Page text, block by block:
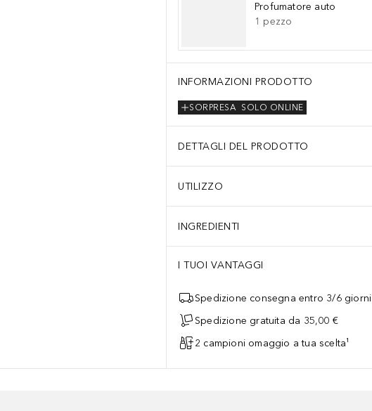
Profumatore auto
1 pezzo
INFORMAZIONI PRODOTTO
SOLO ONLINE
SORPRESA
DETTAGLI DEL PRODOTTO
UTILIZZO
INGREDIENTI
I TUOI VANTAGGI
Spedizione consegna entro 3/6 giorni
Spedizione gratuita da 35,00 €
2 campioni omaggio a tua scelta¹